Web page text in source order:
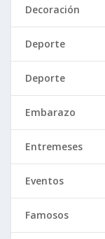
Decoración
Deporte
Deporte
Embarazo
Entremeses
Eventos
Famosos